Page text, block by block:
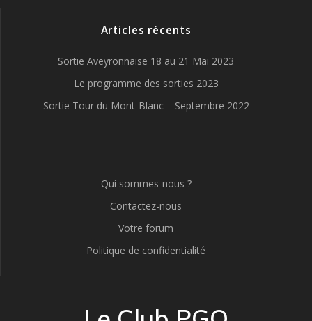
Articles récents
Sortie Aveyronnaise 18 au 21 Mai 2023
Le programme des sorties 2023
Sortie Tour du Mont-Blanc – Septembre 2022
Qui sommes-nous ?
Contactez-nous
Votre forum
Politique de confidentialité